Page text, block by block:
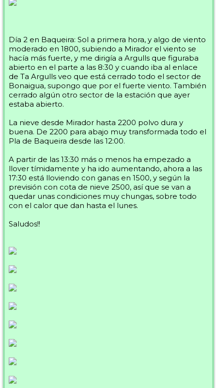
Día 2 en Baqueira: Sol a primera hora, y algo de viento
moderado en 1800, subiendo a Mirador el viento se
hacía más fuerte, y me dirigía a Argulls que figuraba
abierto en el parte a las 8:30 y cuando iba al enlace
de Ta Argulls veo que está cerrado todo el sector de
Bonaigua, supongo que por el fuerte viento. También
cerrado algún otro sector de la estación que ayer
estaba abierto.
La nieve desde Mirador hasta 2200 polvo dura y
buena. De 2200 para abajo muy transformada todo el
Pla de Baqueira desde las 12:00.
A partir de las 13:30 más o menos ha empezado a
llover tímidamente y ha ido aumentando, ahora a las
17:30 está lloviendo con ganas en 1500, y según la
previsión con cota de nieve 2500, así que se van a
quedar unas condiciones muy chungas, sobre todo
con el calor que dan hasta el lunes.
Saludos!!